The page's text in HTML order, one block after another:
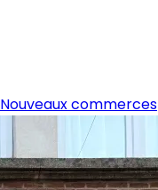
Nouveaux commerces